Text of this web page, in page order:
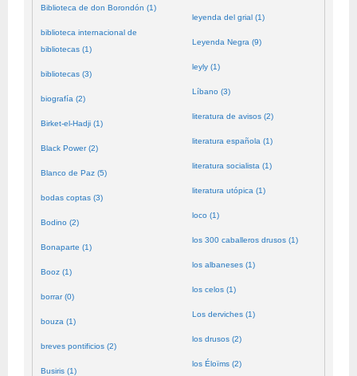
Biblioteca de don Borondón (1)
biblioteca internacional de
bibliotecas (1)
bibliotecas (3)
biografía (2)
Birket-el-Hadji (1)
Black Power (2)
Blanco de Paz (5)
bodas coptas (3)
Bodino (2)
Bonaparte (1)
Booz (1)
borrar (0)
bouza (1)
breves pontificios (2)
Busiris (1)
leyenda del grial (1)
Leyenda Negra (9)
leyly (1)
Líbano (3)
literatura de avisos (2)
literatura española (1)
literatura socialista (1)
literatura utópica (1)
loco (1)
los 300 caballeros drusos (1)
los albaneses (1)
los celos (1)
Los derviches (1)
los drusos (2)
los Éloïms (2)